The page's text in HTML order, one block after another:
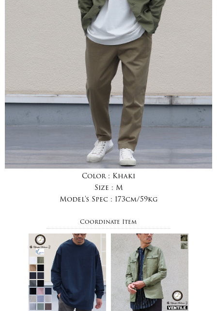
Color : Khaki
Size : M
Model's Spec : 173cm/59kg
Coordinate Item